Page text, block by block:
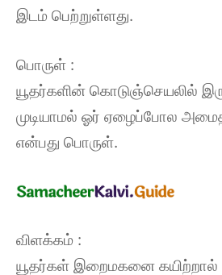
இடம் பெற்றுள்ளது.
பொருள் :
யூதர்களின் கொடுஞ்செயலில்
முடியாமல் ஓர் ஏழைப்போல
என்பது பொருள்.
விளக்கம் :
யூதர்கள் இறைமகனை கயிற்றால்